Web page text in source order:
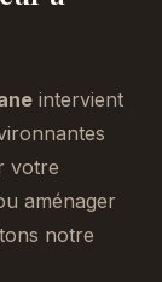
intervient
votre
aménager
notre